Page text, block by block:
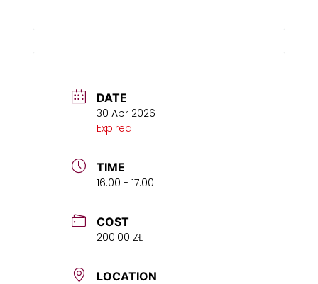
DATE
30 Apr 2026
Expired!
TIME
16:00 - 17:00
COST
200.00 ZŁ
LOCATION